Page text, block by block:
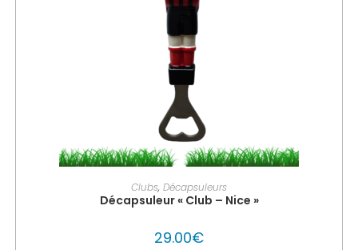
PERSONNALISER MON GLOUTON
Clubs, Décapsuleurs
Décapsuleur « Club – Nice »
29.00€